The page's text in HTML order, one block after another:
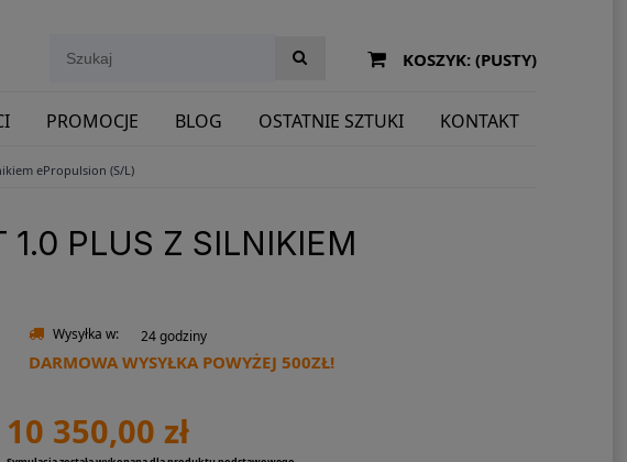
KOSZYK: (PUSTY)
PROMOCJE BLOG OSTATNIE SZTUKI KONTAKT
ePropulsion (S/L)
1.0 PLUS Z SILNIKIEM
Wysyłka w: 24 godziny
DARMOWA WYSYŁKA POWYŻEJ 500ZŁ!
10 350,00 zł